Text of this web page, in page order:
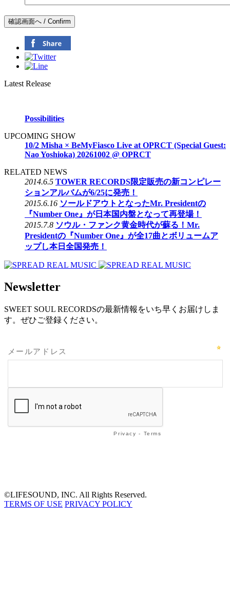
Latest Release
Possibilities
UPCOMING SHOW
10/2 Misha × BeMyFiasco Live at OPRCT (Special Guest:
Nao Yoshioka) 20261002 @ OPRCT
RELATED NEWS
2014.6.5 TOWER RECORDS限定販売の新コンピレー
ションアルバムが6/25に発売！
2015.6.16 ソールドアウトとなったMr. Presidentの
『Number One』が日本国内盤となって再登場！
2015.7.8 ソウル・ファンク黄金時代が蘇る！Mr.
Presidentの『Number One』が全17曲とボリュームア
ップし本日全国発売！
Newsletter
SWEET SOUL RECORDSの最新情報をいち早くお届けしま
す。ぜひご登録ください。
©LIFESOUND, INC. All Rights Reserved.
TERMS OF USE PRIVACY POLICY